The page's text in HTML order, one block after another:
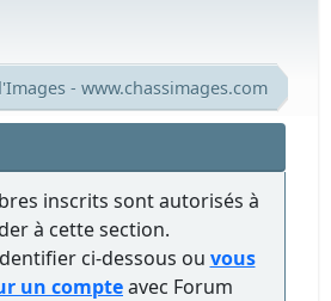
- www.chassimages.com
inscrits sont autorisés à
à cette section.
ci-dessous ou vous
un compteavec Forum